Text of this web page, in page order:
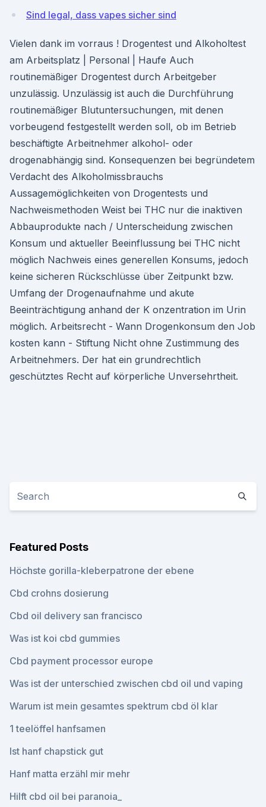
Sind legal, dass vapes sicher sind
Vielen dank im vorraus ! Drogentest und Alkoholtest
am Arbeitsplatz | Personal | Haufe Auch
routinemäßiger Drogentest durch Arbeitgeber
unzulässig. Unzulässig ist auch die Durchführung
routinemäßiger Blutuntersuchungen, mit denen
vorbeugend festgestellt werden soll, ob im Betrieb
beschäftigte Arbeitnehmer alkohol- oder
drogenabhängig sind. Konsequenzen bei begründetem
Verdacht des Alkoholmissbrauchs
Aussagemöglichkeiten von Drogentests und
Nachweismethoden Weist bei THC nur die inaktiven
Abbauprodukte nach / Unterscheidung zwischen
Konsum und aktueller Beeinflussung bei THC nicht
möglich Nachweis eines generellen Konsums, jedoch
keine sicheren Rückschlüsse über Zeitpunkt bzw.
Umfang der Drogenaufnahme und akute
Beeinträchtigung anhand der K onzentration im Urin
möglich. Arbeitsrecht - Wann Drogenkonsum den Job
kosten kann - Stiftung Nicht ohne Zustimmung des
Arbeitnehmers. Der hat ein grund­recht­lich
geschütztes Recht auf körperliche Unver­sehrt­heit.
Featured Posts
Höchste gorilla-kleberpatrone der ebene
Cbd crohns dosierung
Cbd oil delivery san francisco
Was ist koi cbd gummies
Cbd payment processor europe
Was ist der unterschied zwischen cbd oil und vaping
Warum ist mein gesamtes spektrum cbd öl klar
1 teelöffel hanfsamen
Ist hanf chapstick gut
Hanf matta erzähl mir mehr
Hilft cbd oil bei paranoia_